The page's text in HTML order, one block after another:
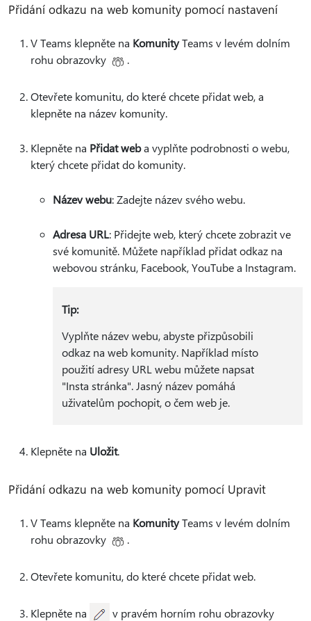
Přidání odkazu na web komunity pomocí nastavení
V Teams klepněte na KomunityTeams v levém dolním
rohu obrazovky
.
Otevřete komunitu, do které chcete přidat web, a
klepněte na název komunity.
Klepněte na Přidat weba vyplňte podrobnosti o webu,
který chcete přidat do komunity.
Název webu: Zadejte název svého webu.
Adresa URL: Přidejte web, který chcete zobrazit ve
své komunitě. Můžete například přidat odkaz na
webovou stránku, Facebook, YouTube a Instagram.
Tip:
Vyplňte název webu, abyste přizpůsobili
odkaz na web komunity. Například místo
použití adresy URL webu můžete napsat
"Insta stránka". Jasný název pomáhá
uživatelům pochopit, o čem web je.
Klepněte na Uložit.
Přidání odkazu na web komunity pomocí Upravit
V Teams klepněte na KomunityTeams v levém dolním
rohu obrazovky
.
Otevřete komunitu, do které chcete přidat web.
Klepněte na
v pravém horním rohu obrazovky